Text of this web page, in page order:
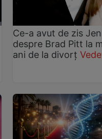
Ce-a avut de zis
despre Brad Pitt la
ani de la divorț